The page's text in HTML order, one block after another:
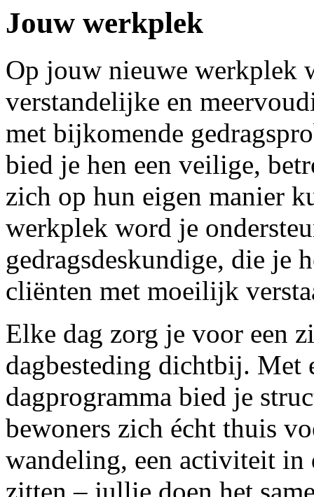
Jouw werkplek
Op jouw nieuwe werkplek
verstandelijke en
met bijkomende
bied je hen een veilige,
zich op hun eigen manier
werkplek word je
gedragsdeskundige, die je
cliënten met moeilijk
Elke dag zorg je voor een
dagbesteding dichtbij. Met
dagprogramma bied je
bewoners zich écht thuis
wandeling, een activiteit in